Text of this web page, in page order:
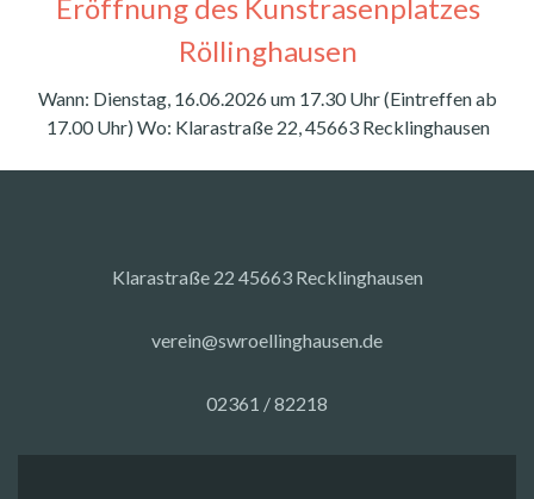
Eröffnung des Kunstrasenplatzes
Röllinghausen
Wann: Dienstag, 16.06.2026 um 17.30 Uhr (Eintreffen ab
17.00 Uhr) Wo: Klarastraße 22, 45663 Recklinghausen
Klarastraße 22 45663 Recklinghausen
verein@swroellinghausen.de
02361 / 82218